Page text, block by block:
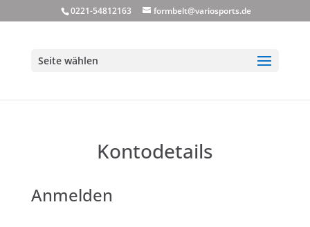
0221-54812163 formbelt@variosports.de
Seite wählen
Kontodetails
Anmelden